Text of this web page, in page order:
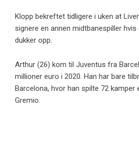
Klopp bekreftet tidligere i uken at
signere en annen midtbanespiller
dukker opp.
Arthur (26) kom til Juventus fra
millioner euro i 2020. Han har bare
Barcelona, ​​hvor han spilte 72
Gremio.